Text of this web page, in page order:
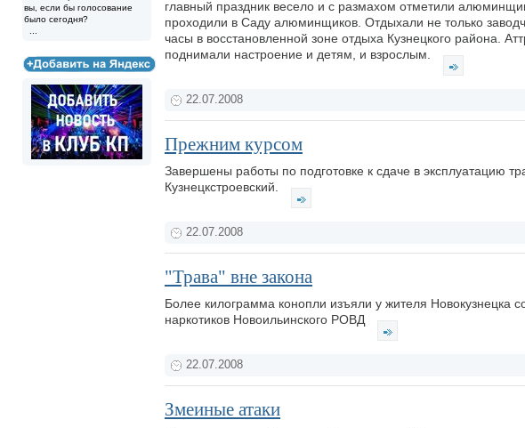
вы, если бы голосование
было сегодня?
главный праздник весело и с размахом отметили
проходили в Саду алюминщиков. Отдыхали не только
часы в восстановленной зоне отдыха Кузнецкого района.
поднимали настроение и детям, и взрослым.
22.07.2008
Прежним курсом
Завершены работы по подготовке к сдаче в эксплуатацию
Кузнецкстроевский.
22.07.2008
"Трава" вне закона
Более килограмма конопли изъяли у жителя Новокузнецка
наркотиков Новоильинского РОВД
22.07.2008
Змеиные атаки